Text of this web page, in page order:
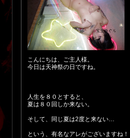
こんにちは、ご主人様。
今日は天神祭の日ですね。
人生を８０とすると、
夏は８０回しか来ない。
そして、同じ夏は2度と来ない…
という、有名なアレがございますね！